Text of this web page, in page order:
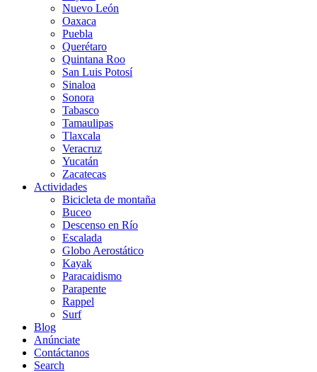
Nuevo León
Oaxaca
Puebla
Querétaro
Quintana Roo
San Luis Potosí
Sinaloa
Sonora
Tabasco
Tamaulipas
Tlaxcala
Veracruz
Yucatán
Zacatecas
Actividades
Bicicleta de montaña
Buceo
Descenso en Río
Escalada
Globo Aerostático
Kayak
Paracaidismo
Parapente
Rappel
Surf
Blog
Anúnciate
Contáctanos
Search